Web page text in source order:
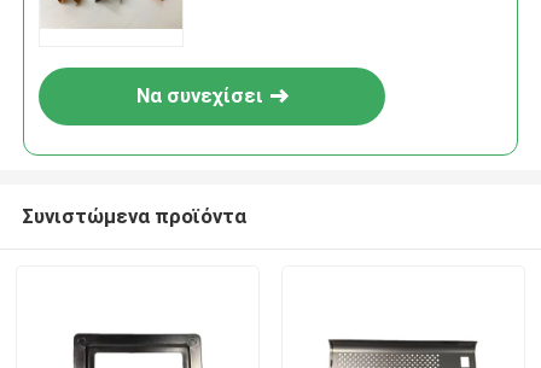
Να συνεχίσει
Συνιστώμενα προϊόντα